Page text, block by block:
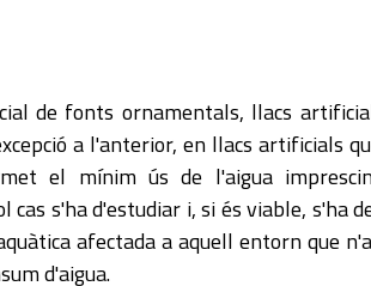
de fonts ornamentals, llacs
a l'anterior, en llacs artificials
el mínim ús de l'aigua
s'ha d'estudiar i, si és viable, s'ha
afectada a aquell entorn que
d'aigua.